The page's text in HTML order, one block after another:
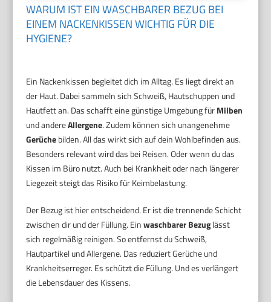
WARUM IST EIN WASCHBARER BEZUG BEI
EINEM NACKENKISSEN WICHTIG FÜR DIE
HYGIENE?
Ein Nackenkissen begleitet dich im Alltag. Es liegt direkt an
der Haut. Dabei sammeln sich Schweiß, Hautschuppen und
Hautfett an. Das schafft eine günstige Umgebung fürMilben
und andereAllergene. Zudem können sich unangenehme
Gerüchebilden. All das wirkt sich auf dein Wohlbefinden aus.
Besonders relevant wird das bei Reisen. Oder wenn du das
Kissen im Büro nutzt. Auch bei Krankheit oder nach längerer
Liegezeit steigt das Risiko für Keimbelastung.
Der Bezug ist hier entscheidend. Er ist die trennende Schicht
zwischen dir und der Füllung. Einwaschbarer Bezuglässt
sich regelmäßig reinigen. So entfernst du Schweiß,
Hautpartikel und Allergene. Das reduziert Gerüche und
Krankheitserreger. Es schützt die Füllung. Und es verlängert
die Lebensdauer des Kissens.